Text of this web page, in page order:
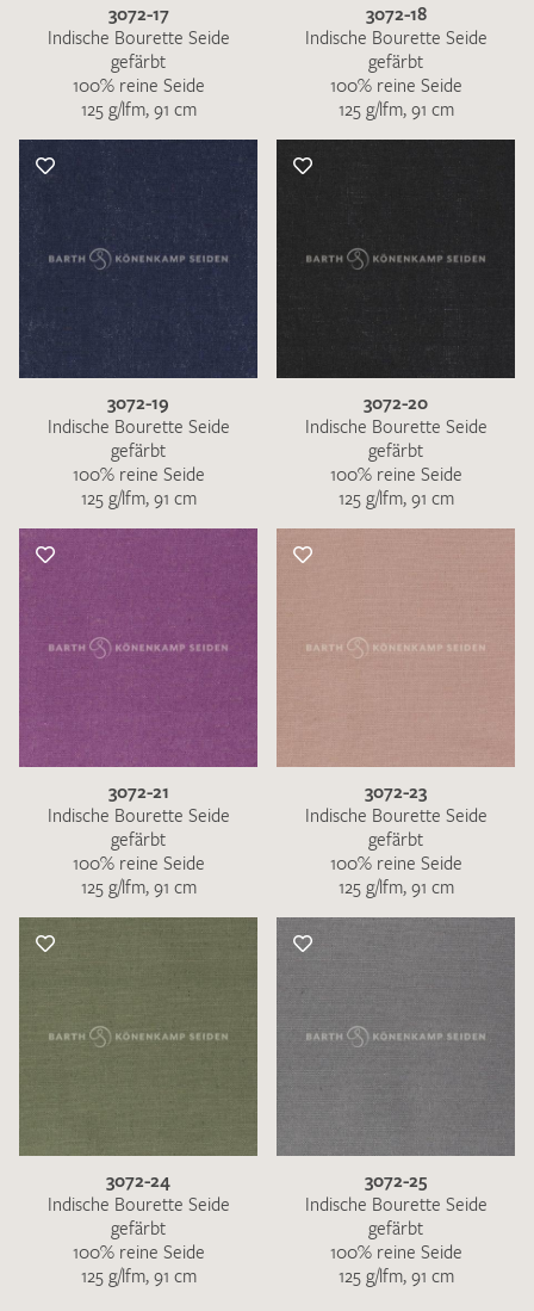
3072-17
Indische Bourette Seide
gefärbt
100% reine Seide
125 g/lfm, 91 cm
3072-18
Indische Bourette Seide
gefärbt
100% reine Seide
125 g/lfm, 91 cm
3072-19
Indische Bourette Seide
gefärbt
100% reine Seide
125 g/lfm, 91 cm
3072-20
Indische Bourette Seide
gefärbt
100% reine Seide
125 g/lfm, 91 cm
3072-21
Indische Bourette Seide
gefärbt
100% reine Seide
125 g/lfm, 91 cm
3072-23
Indische Bourette Seide
gefärbt
100% reine Seide
125 g/lfm, 91 cm
3072-24
Indische Bourette Seide
gefärbt
100% reine Seide
125 g/lfm, 91 cm
3072-25
Indische Bourette Seide
gefärbt
100% reine Seide
125 g/lfm, 91 cm